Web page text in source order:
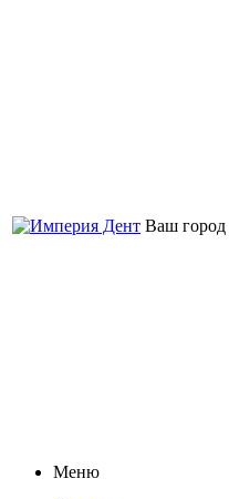
Ваш город
Меню